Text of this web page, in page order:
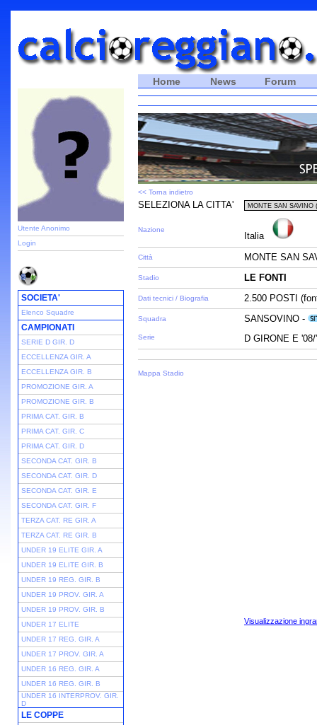
Utente Anonimo
Login
SOCIETA'
Elenco Squadre
CAMPIONATI
SERIE D GIR. D
ECCELLENZA GIR. A
ECCELLENZA GIR. B
PROMOZIONE GIR. A
PROMOZIONE GIR. B
PRIMA CAT. GIR. B
PRIMA CAT. GIR. C
PRIMA CAT. GIR. D
SECONDA CAT. GIR. B
SECONDA CAT. GIR. D
SECONDA CAT. GIR. E
SECONDA CAT. GIR. F
TERZA CAT. RE GIR. A
TERZA CAT. RE GIR. B
UNDER 19 ELITE GIR. A
UNDER 19 ELITE GIR. B
UNDER 19 REG. GIR. B
UNDER 19 PROV. GIR. A
UNDER 19 PROV. GIR. B
UNDER 17 ELITE
UNDER 17 REG. GIR. A
UNDER 17 PROV. GIR. A
UNDER 16 REG. GIR. A
UNDER 16 REG. GIR. B
UNDER 16 INTERPROV. GIR.
D
LE COPPE
Home News Forum
<< Torna indietro
SELEZIONA LA CITTA'
Nazione
Italia
Città MONTE SAN
Stadio LE FONTI
Dati tecnici / Biografia 2.500 POSTI
Squadra
Serie
SANSOVINO -
D GIRONE E '08/
Mappa Stadio
Visualizzazione